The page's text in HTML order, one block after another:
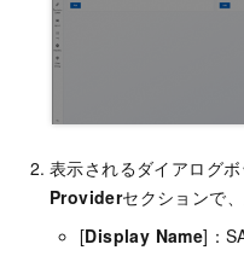
表示されるダイアログ
Providerセクションで
[Display Name]：